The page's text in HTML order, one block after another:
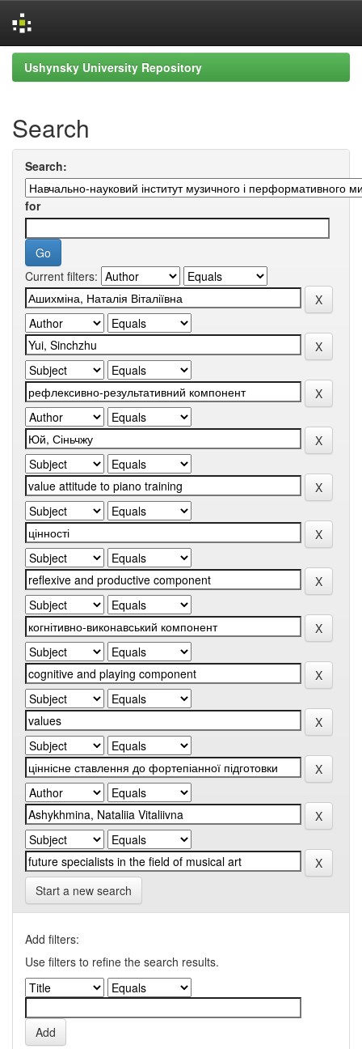
Skip
navigation
Ushynsky University Repository
Search
Search:
for
Current filters:
Start a new search
Add filters:
Use filters to refine the search results.